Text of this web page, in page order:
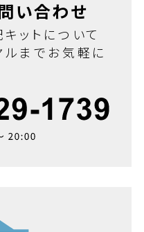
い合わせ
ットについて
ルまでお気軽に